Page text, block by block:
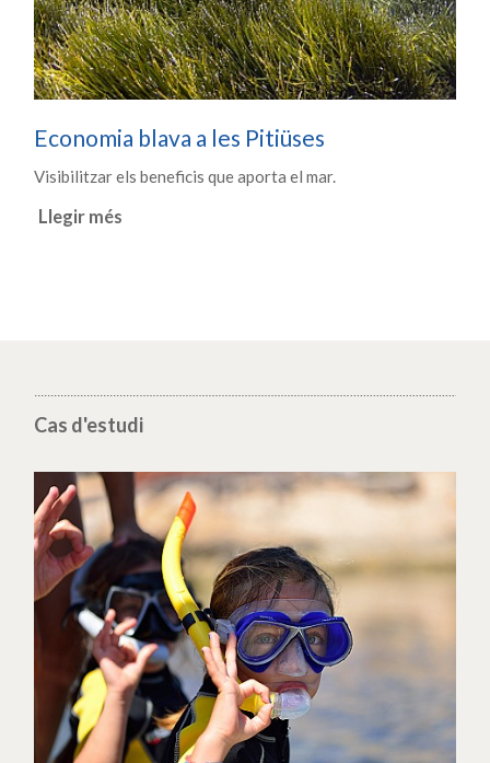
Economia blava a les Pitiüses
Visibilitzar els beneficis que aporta el mar.
Llegir més
Cas d'estudi